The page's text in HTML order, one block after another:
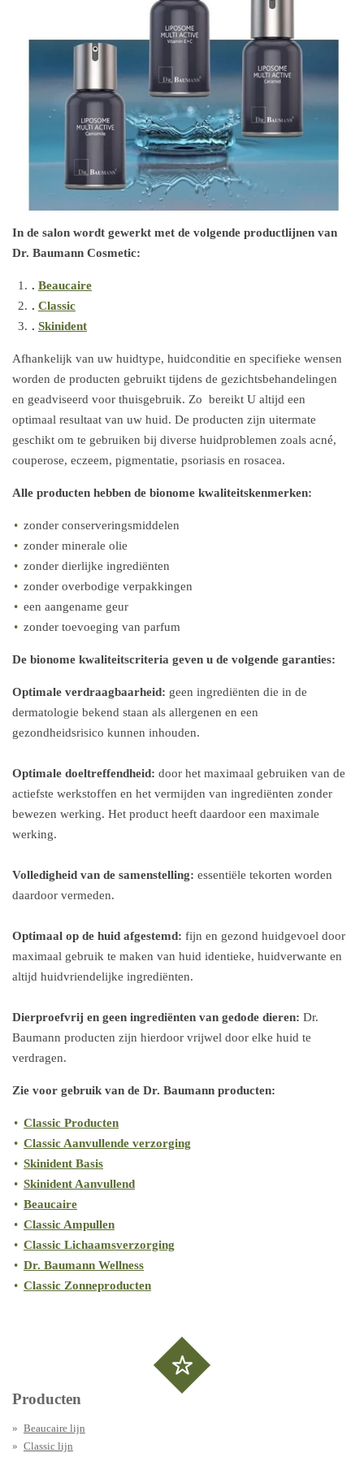
In de salon wordt gewerkt met de volgende productlijnen van
Dr. Baumann Cosmetic:
. Beaucaire
. Classic
. Skinident
Afhankelijk van uw huidtype, huidconditie en specifieke wensen
worden de producten gebruikt tijdens de gezichtsbehandelingen
en geadviseerd voor thuisgebruik. Zo bereikt U altijd een
optimaal resultaat van uw huid. De producten zijn uitermate
geschikt om te gebruiken bij diverse huidproblemen zoals acné,
couperose, eczeem, pigmentatie, psoriasis en rosacea.
Alle producten hebben de bionome kwaliteitskenmerken:
zonder conserveringsmiddelen
zonder minerale olie
zonder dierlijke ingrediënten
zonder overbodige verpakkingen
een aangename geur
zonder toevoeging van parfum
De bionome kwaliteitscriteria geven u de volgende garanties:
Optimale verdraagbaarheid: geen ingrediënten die in de
dermatologie bekend staan als allergenen en een
gezondheidsrisico kunnen inhouden.
Optimale doeltreffendheid: door het maximaal gebruiken van de
actiefste werkstoffen en het vermijden van ingrediënten zonder
bewezen werking. Het product heeft daardoor een maximale
werking.
Volledigheid van de samenstelling: essentiële tekorten worden
daardoor vermeden.
Optimaal op de huid afgestemd: fijn en gezond huidgevoel door
maximaal gebruik te maken van huid identieke, huidverwante en
altijd huidvriendelijke ingrediënten.
Dierproefvrij en geen ingrediënten van gedode dieren: Dr.
Baumann producten zijn hierdoor vrijwel door elke huid te
verdragen.
Zie voor gebruik van de Dr. Baumann producten:
Classic Producten
Classic Aanvullende verzorging
Skinident Basis
Skinident Aanvullend
Beaucaire
Classic Ampullen
Classic Lichaamsverzorging
Dr. Baumann Wellness
Classic Zonneproducten
Producten
Beaucaire lijn
Classic lijn